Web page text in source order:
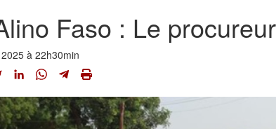
Faso : Le
à 22h30min